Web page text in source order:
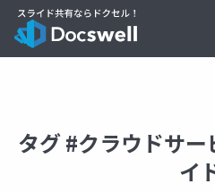
タグ #クラウドサ
イ